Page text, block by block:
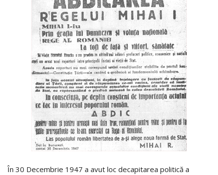
În 30 Decembrie 1947 a avut loc decapitarea politică a